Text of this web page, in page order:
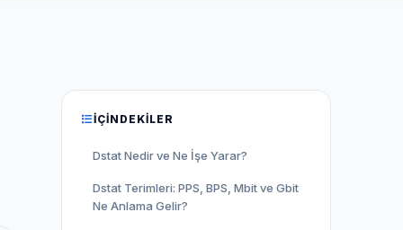
İÇINDEKILER
Dstat Nedir ve Ne İşe Yarar?
Dstat Terimleri: PPS, BPS, Mbit ve Gbit
Ne Anlama Gelir?